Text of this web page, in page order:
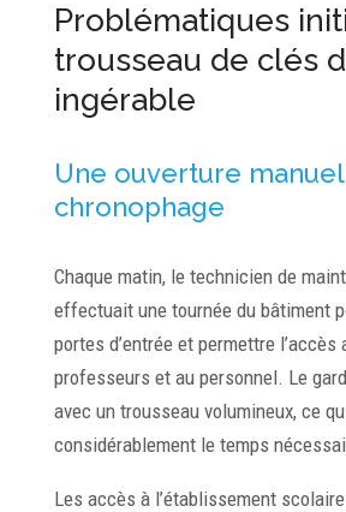
Problématiques
trousseau de clés
ingérable
Une ouverture
chronophage
Chaque matin, le technicien de
effectuait une tournée du bâtiment
portes d’entrée et permettre l’accès
professeurs et au personnel. Le
avec un trousseau volumineux, ce
considérablement le temps
Les accès à l’établissement